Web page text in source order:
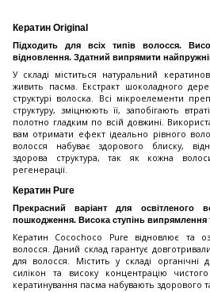
Кератин Original
Підходить для всіх типів волосся.
відновлення. Здатний випрямити
У складі міститься натуральний
живить пасма. Екстракт шоколадного
структурі волоска. Всі мікроелементи
структуру, зміцнюють її, запобігають
полотно гладким по всій довжині.
вам отримати ефект ідеально рівного
волосся набуває здорового блиску,
здорова структура, так як кожна
регенерації.
Кератин Pure
Прекрасний варіант для освітленого
пошкодження. Висока ступінь випрямлення
Кератин Cocochoco Pure відновлює та
волосся. Даний склад гарантує
для волосся. Містить у складі органічні
силікон та високу концентрацію
кератинування пасма набувають здорового